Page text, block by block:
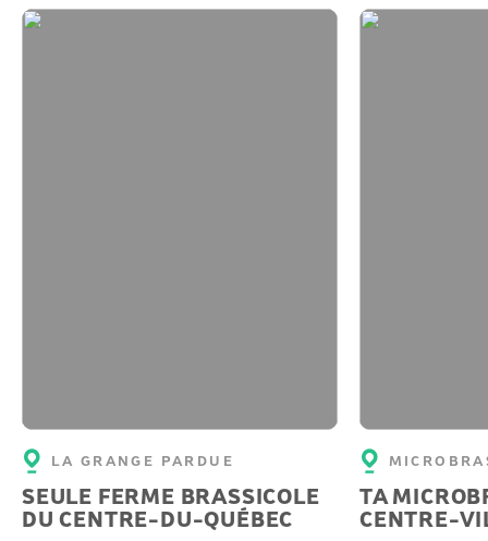
LA GRANGE PARDUE
SEULE FERME BRASSICOLE
DU CENTRE-DU-QUÉBEC
TA
CENTRE-